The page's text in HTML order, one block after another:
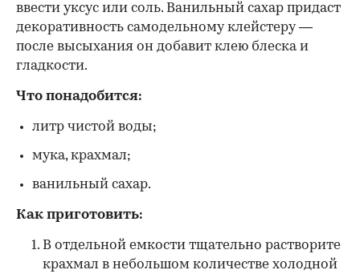
ввести уксус или соль. Ванильный сахар придаст
декоративность самодельному клейстеру —
после высыхания он добавит клею блеска и
гладкости.
Что понадобится:
литр чистой воды;
мука, крахмал;
ванильный сахар.
Как приготовить:
В отдельной емкости тщательно растворите
крахмал в небольшом количестве холодной